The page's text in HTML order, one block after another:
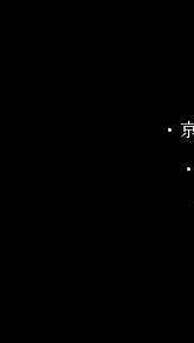
・